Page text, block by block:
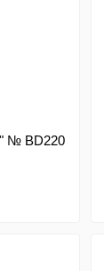
№ BD220